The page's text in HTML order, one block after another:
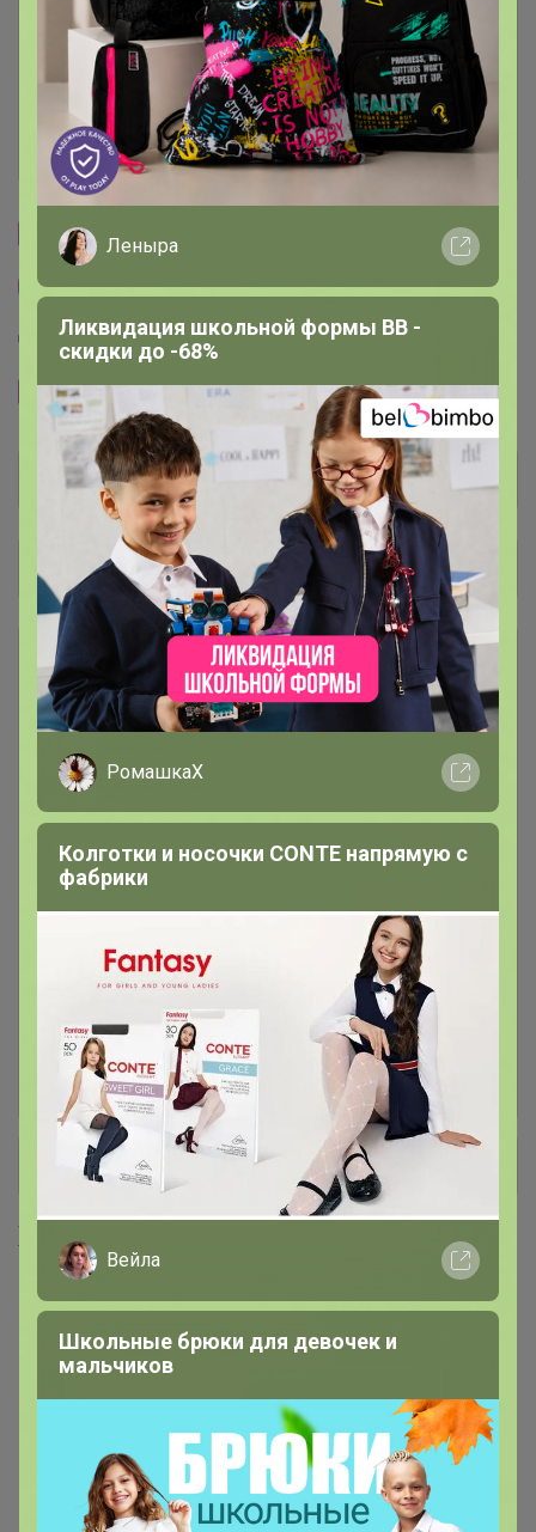
Общий каталог
Ванная-туалет 136
Адиком 64
Аптека+Мирролла, Мед.прочее 169
Банные принадлежности
БЫТОВАЯ ТЕХНИКА
БЫТОВАЯ ХИМИЯ,
АРОМАТИЗАТОРЫ,
ОСВЕЖИТЕЛИ
+ Ещё 61 каталог
Условия участия
Ключевые даты
История проведённых выкупов
Cтраничка организатора
Другие СП организатора ГЛАМУР
Пристрой организатора ГЛАМУР
Сайт закупки
Хиты продаж
Крышка закаточная металл
Леныра
Ликвидация школьной формы BB -
скидки до -68%
РомашкаХ
Колготки и носочки CONTE напрямую с
фабрики
Вейла
Школьные брюки для девочек и
мальчиков